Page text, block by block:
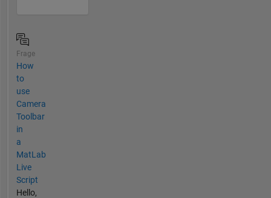
Frage
How
to
use
Camera
Toolbar
in
a
MatLab
Live
Script
Hello,